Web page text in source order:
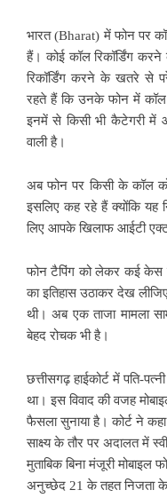
भारत (Bharat) में फोन पर
हैं। कोई कॉल रिकॉर्डिंग
रिकॉर्डिंग करने के खतरे से
रहते हैं कि उनके फोन में कॉल
इनमें से किसी भी कैटेगरी
वाली है।
अब फोन पर किसी के कॉल
इसलिए कह रहे हैं क्योंकि
लिए आपके खिलाफ आईटी एक्ट
फोन टैपिंग को लेकर कई केस
का इतिहास उठाकर देख
थी। अब एक ताजा मामला
बेहद रोचक भी है।
छत्तीसगढ़ हाईकोर्ट में पति-
था। इस विवाद की वजह
फैसला सुनाया है। कोर्ट ने
साक्ष्य के तौर पर अदालत में
मुताबिक बिना मंजूरी मोबाइल
अनुच्छेद 21 के तहत निजता